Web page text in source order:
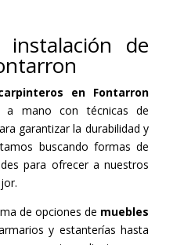
instalación de
en Fontarron
a mano con técnicas de
garantizar la durabilidad y
buscando formas de
para ofrecer a nuestros
de opciones de muebles
y estanterías hasta